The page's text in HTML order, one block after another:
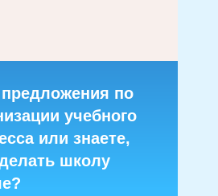
предложения по
учебного
или знаете,
школу